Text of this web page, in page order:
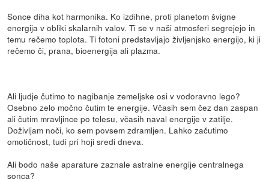
Sonce diha kot harmonika. Ko izdihne, proti planetom švigne
energija v obliki skalarnih valov. Ti se v naši atmosferi segrejejo in
temu rečemo toplota. Ti fotoni predstavljajo življenjsko energijo, ki ji
rečemo či, prana, bioenergija ali plazma.
Ali ljudje čutimo to nagibanje zemeljske osi v vodoravno lego?
Osebno zelo močno čutim te energije. Včasih sem čez dan zaspan
ali čutim mravljince po telesu, včasih naval energije v zatilje.
Doživljam noči, ko sem povsem zdramljen. Lahko začutimo
omotičnost, tudi pri hoji sredi dneva.
Ali bodo naše aparature zaznale astralne energije centralnega
sonca?